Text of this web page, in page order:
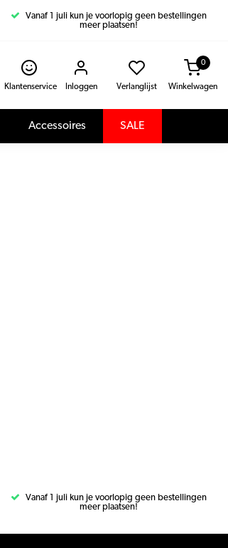
Vanaf 1 juli kun je voorlopig geen bestellingen
meer plaatsen!
Klantenservice Inloggen Verlanglijst Winkelwagen
0
Accessoires SALE
Vanaf 1 juli kun je voorlopig geen bestellingen
meer plaatsen!